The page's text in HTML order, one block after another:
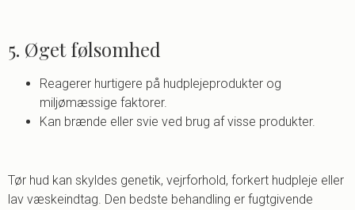
5. Øget følsomhed
Reagerer hurtigere på hudplejeprodukter og
miljømæssige faktorer.
Kan brænde eller svie ved brug af visse produkter.
Tør hud kan skyldes genetik, vejrforhold, forkert hudpleje eller
lav væskeindtag. Den bedste behandling er fugtgivende